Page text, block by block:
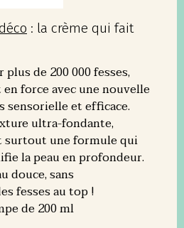
: la crème qui fait
de 200 000 fesses,
force avec une nouvelle
sensorielle et efficace.
ultra-fondante,
surtout une formule qui
la peau en profondeur.
douce, sans
fesses au top !
de 200 ml